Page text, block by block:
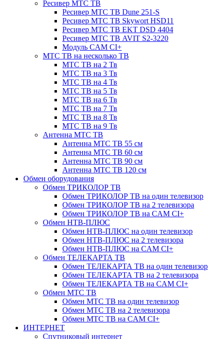
Ресивер МТС ТВ
Ресивер МТС ТВ Dune 251-S
Ресивер МТС ТВ Skywort HSD11
Ресивер МТС ТВ EKT DSD 4404
Ресивер МТС ТВ AVIT S2-3220
Модуль CAM CI+
МТС ТВ на несколько ТВ
МТС ТВ на 2 Тв
МТС ТВ на 3 Тв
МТС ТВ на 4 Тв
МТС ТВ на 5 Тв
МТС ТВ на 6 Тв
МТС ТВ на 7 Тв
МТС ТВ на 8 Тв
МТС ТВ на 9 Тв
Антенна МТС ТВ
Антенна МТС ТВ 55 см
Антенна МТС ТВ 60 см
Антенна МТС ТВ 90 см
Антенна МТС ТВ 120 см
Обмен оборудования
Обмен ТРИКОЛОР ТВ
Обмен ТРИКОЛОР ТВ на один телевизор
Обмен ТРИКОЛОР ТВ на 2 телевизора
Обмен ТРИКОЛОР ТВ на CAM CI+
Обмен НТВ-ПЛЮС
Обмен НТВ-ПЛЮС на один телевизор
Обмен НТВ-ПЛЮС на 2 телевизора
Обмен НТВ-ПЛЮС на CAM CI+
Обмен ТЕЛЕКАРТА ТВ
Обмен ТЕЛЕКАРТА ТВ на один телевизор
Обмен ТЕЛЕКАРТА ТВ на 2 телевизора
Обмен ТЕЛЕКАРТА ТВ на CAM CI+
Обмен МТС ТВ
Обмен МТС ТВ на один телевизор
Обмен МТС ТВ на 2 телевизора
Обмен МТС ТВ на CAM CI+
ИНТЕРНЕТ
Спутниковый интернет